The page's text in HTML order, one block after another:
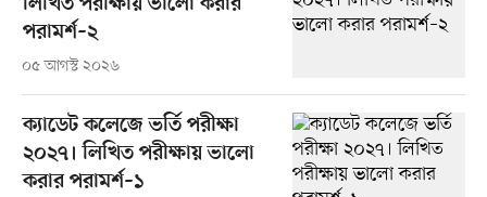
লিখিত পরীক্ষায় ভালো করার
পরামর্শ–২
০৫ আগস্ট ২০২৬
ক্যাডেট কলেজে ভর্তি পরীক্ষা
২০২৭। লিখিত পরীক্ষায় ভালো
করার পরামর্শ–১